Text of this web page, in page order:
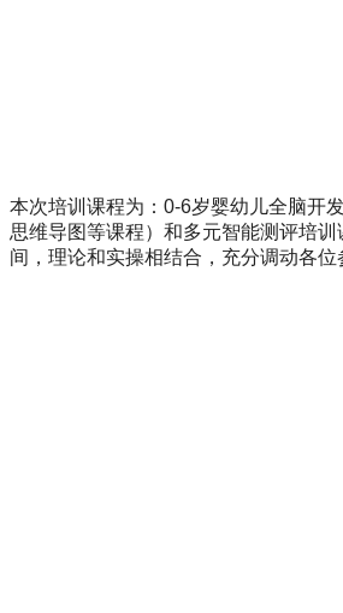
本次培训课程为：0-6岁婴幼儿全脑开
思维导图等课程）和多元智能测评培
间，理论和实操相结合，充分调动各